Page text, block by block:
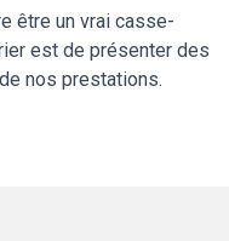
être un vrai casse-
est de présenter des
nos prestations.